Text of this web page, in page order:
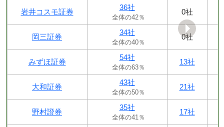
岩井コスモ証券
36社
全体の42％
0社
岡三証券
34社
全体の40％
0社
みずほ証券
54社
全体の63％
13社
大和証券
43社
全体の50％
21社
野村證券
35社
全体の41％
17社